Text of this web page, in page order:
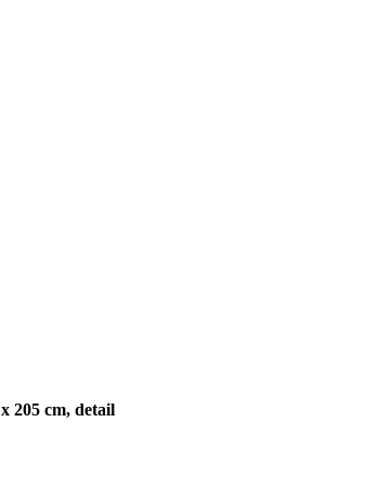
205 cm, detail